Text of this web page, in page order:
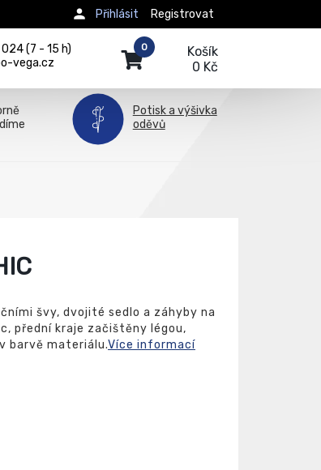
Registrovat
Přihlásit
(7 - 15 h)
vega.cz
Košík
0 Kč
0
Potisk a výšivka
oděvů
švy, dvojité sedlo a záhyby na
přední kraje začištěny légou,
barvě materiálu.Více informací